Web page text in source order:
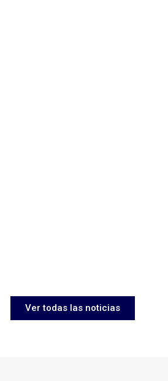
Ver todas las noticias